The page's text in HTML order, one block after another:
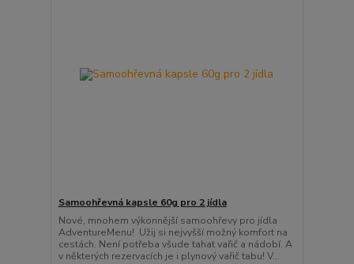
Samoohřevná kapsle 60g pro 2 jídla
Nové, mnohem výkonnější samoohřevy pro jídla
AdventureMenu! Užij si nejvyšší možný komfort na
cestách. Není potřeba všude tahat vařič a nádobí. A
v některých rezervacích je i plynový vařič tabu! V...